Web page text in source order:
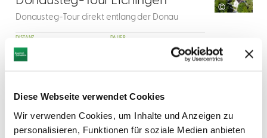
Diese Webseite verwendet Cookies
Wir verwenden Cookies, um Inhalte und Anzeigen zu
personalisieren, Funktionen für soziale Medien anbieten
©
Donausteg-Tour direkt entlang der Donau
DISTANZ
3,1 km
DAUER
WANDERTOUR
mehr